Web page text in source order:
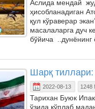
Аслида мендай
ҳисобланадиган
қул кўраверар
масалаларга дуч
бўйича ..дунёнинг
Шарқ
2022-08-13 1248
Тарихан Буюк
ўзида кўплаб